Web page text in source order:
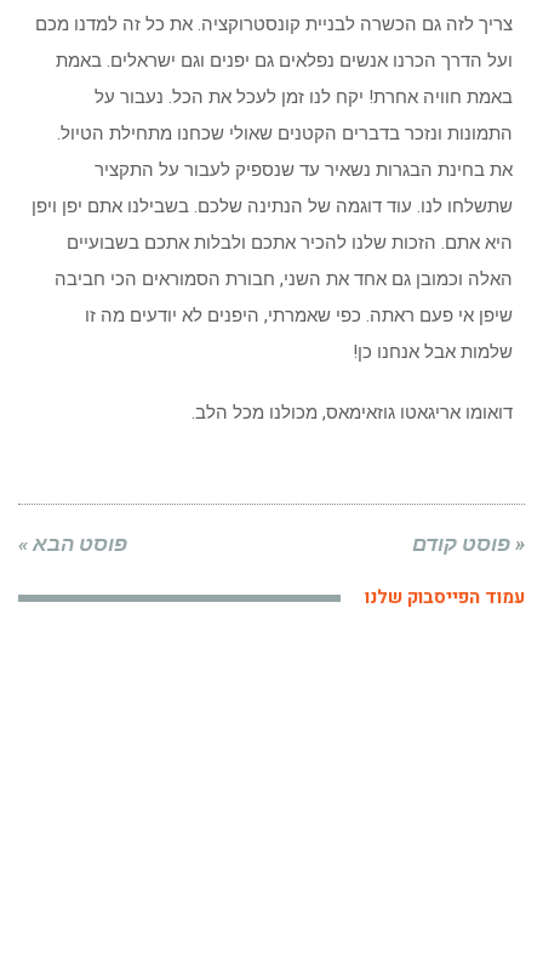
צריך לזה גם הכשרה לבניית קונסטרוקציה. את כל זה למדנו מכם
ועל הדרך הכרנו אנשים נפלאים גם יפנים וגם ישראלים. באמת
באמת חוויה אחרת! יקח לנו זמן לעכל את הכל. נעבור על
התמונות ונזכר בדברים הקטנים שאולי שכחנו מתחילת הטיול.
את בחינת הבגרות נשאיר עד שנספיק לעבור על התקציר
שתשלחו לנו. עוד דוגמה של הנתינה שלכם. בשבילנו אתם יפן ויפן
היא אתם. הזכות שלנו להכיר אתכם ולבלות אתכם בשבועיים
האלה וכמובן גם אחד את השני, חבורת הסמוראים הכי חביבה
שיפן אי פעם ראתה. כפי שאמרתי, היפנים לא יודעים מה זו
שלמות אבל אנחנו כן!
דואומו אריגאטו גוזאימאס, מכולנו מכל הלב.
« פוסט קודם פוסט הבא »
עמוד הפייסבוק שלנו